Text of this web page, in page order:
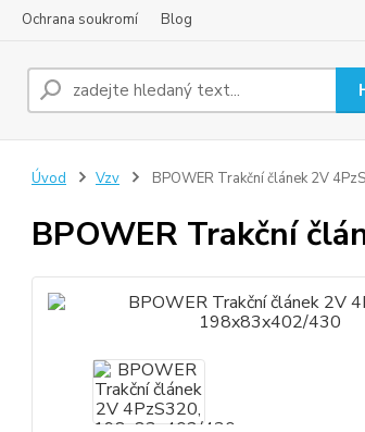
Ochrana soukromí Blog
Úvod Vzv BPOWER Trakční článek 2V
BPOWER Trakční